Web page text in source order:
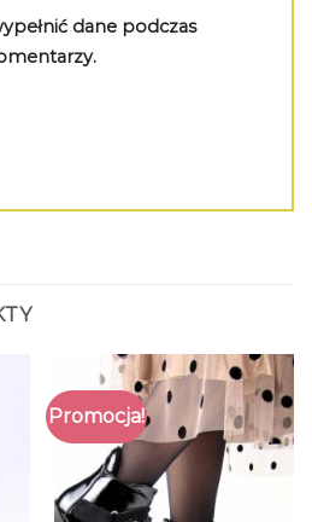
dane podczas
Promocja!